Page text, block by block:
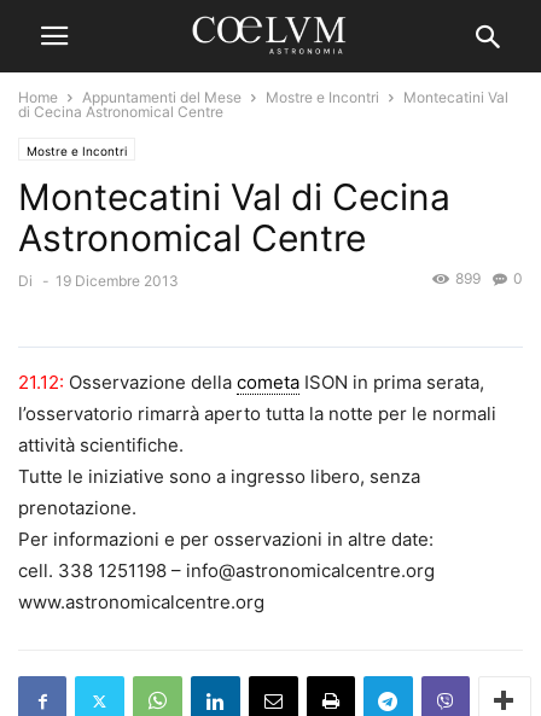
Home Appuntamenti del Mese Mostre e Incontri
Montecatini Val
di Cecina Astronomical Centre
Mostre e Incontri
Montecatini Val di Cecina
Astronomical Centre
Di - 19 Dicembre 2013 0
899
21.12: Osservazione della cometa ISON in prima serata,
l’osservatorio rimarrà aperto tutta la notte per le normali
attività scientifiche.
Tutte le iniziative sono a ingresso libero, senza
prenotazione.
Per informazioni e per osservazioni in altre date:
cell. 338 1251198 – info@astronomicalcentre.org
www.astronomicalcentre.org